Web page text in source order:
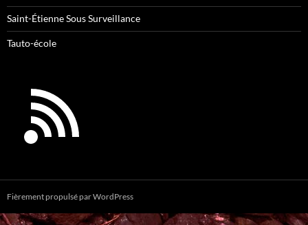
Saint-Étienne Sous Surveillance
Tauto-école
Fièrement propulsé par WordPress